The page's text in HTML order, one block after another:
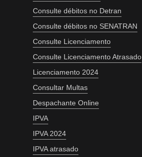
Consulte débitos no Detran
Consulte débitos no SENATRAN
Consulte Licenciamento
Consulte Licenciamento Atrasado
Licenciamento 2024
Consultar Multas
Despachante Online
IPVA
IPVA 2024
IPVA atrasado